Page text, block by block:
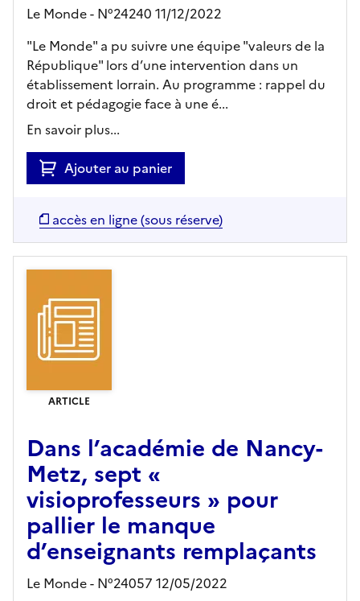
Le Monde - N°24240 11/12/2022
"Le Monde" a pu suivre une équipe "valeurs de la
République" lors d’une intervention dans un
établissement lorrain. Au programme : rappel du
droit et pédagogie face à une é...
En savoir plus...
Ajouter au panier
accès en ligne (sous réserve)
ARTICLE
Dans l’académie de Nancy-
Metz, sept «
visioprofesseurs » pour
pallier le manque
d’enseignants remplaçants
Le Monde - N°24057 12/05/2022